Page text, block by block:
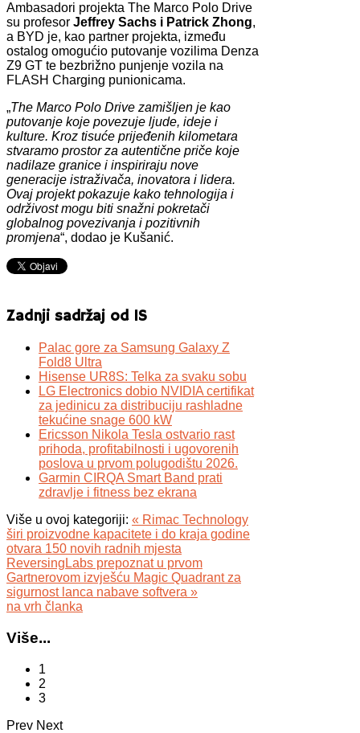
Ambasadori projekta The Marco Polo Drive
su profesor Jeffrey Sachs i Patrick Zhong,
a BYD je, kao partner projekta, između
ostalog omogućio putovanje vozilima Denza
Z9 GT te bezbrižno punjenje vozila na
FLASH Charging punionicama.
„The Marco Polo Drive zamišljen je kao
putovanje koje povezuje ljude, ideje i
kulture. Kroz tisuće prijeđenih kilometara
stvaramo prostor za autentične priče koje
nadilaze granice i inspiriraju nove
generacije istraživača, inovatora i lidera.
Ovaj projekt pokazuje kako tehnologija i
održivost mogu biti snažni pokretači
globalnog povezivanja i pozitivnih
promjena“, dodao je Kušanić.
Zadnji sadržaj od IS
Palac gore za Samsung Galaxy Z
Fold8 Ultra
Hisense UR8S: Telka za svaku sobu
LG Electronics dobio NVIDIA certifikat
za jedinicu za distribuciju rashladne
tekućine snage 600 kW
Ericsson Nikola Tesla ostvario rast
prihoda, profitabilnosti i ugovorenih
poslova u prvom polugodištu 2026.
Garmin CIRQA Smart Band prati
zdravlje i fitness bez ekrana
Više u ovoj kategoriji: « Rimac Technology
širi proizvodne kapacitete i do kraja godine
otvara 150 novih radnih mjesta
ReversingLabs prepoznat u prvom
Gartnerovom izvješću Magic Quadrant za
sigurnost lanca nabave softvera »
na vrh članka
Više...
1
2
3
Prev Next